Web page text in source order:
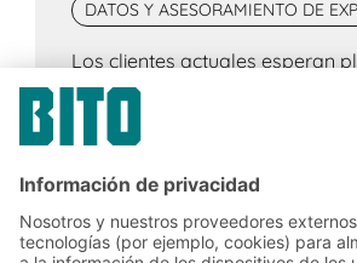
DATOS Y ASESORAMIENTO DE
Los clientes actuales esperan
entrega cortos, alta
representa un claro desafío
comercio minorista, el comercio
más cerca de donde se